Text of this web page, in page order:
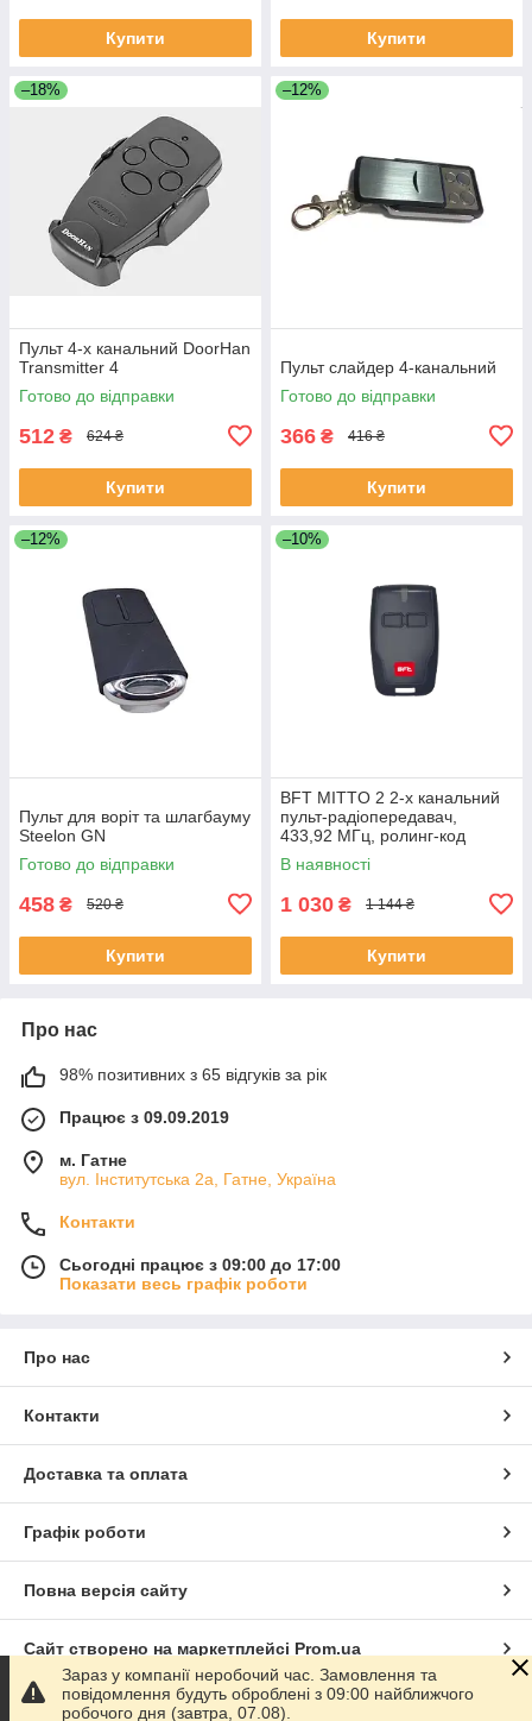
Купити Купити
–18%
Пульт 4-х канальний DoorHan
Transmitter 4
Готово до відправки
512 ₴ 624 ₴
Купити
–12%
Пульт слайдер 4-канальний
Готово до відправки
366 ₴ 416 ₴
Купити
–12%
Пульт для воріт та шлагбауму
Steelon GN
Готово до відправки
458 ₴ 520 ₴
Купити
–10%
BFT MITTO 2 2-х канальний
пульт-радіопередавач,
433,92 МГц, ролинг-код
В наявності
1 030 ₴ 1 144 ₴
Купити
Про нас
98% позитивних з 65 відгуків за рік
Працює з 09.09.2019
м. Гатне
вул. Інститутська 2а, Гатне, Україна
Контакти
Сьогодні працює з 09:00 до 17:00
Показати весь графік роботи
Про нас
Контакти
Доставка та оплата
Графік роботи
Повна версія сайту
Сайт створено на маркетплейсі Prom.ua
Політика конфіденційності
Зараз у компанії неробочий час. Замовлення та
повідомлення будуть оброблені з 09:00 найближчого
робочого дня (завтра, 07.08).